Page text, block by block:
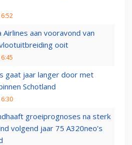
Airlines aan vooravond van
ooit
gaat jaar langer door met
Schotland
groeiprognoses na sterk
volgend jaar 75 A320neo’s